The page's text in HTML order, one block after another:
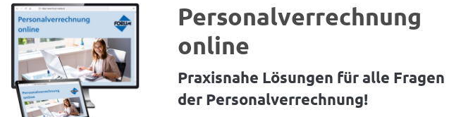
Personalverrechnung
online
Praxisnahe Lösungen für alle Fragen
der Personalverrechnung!